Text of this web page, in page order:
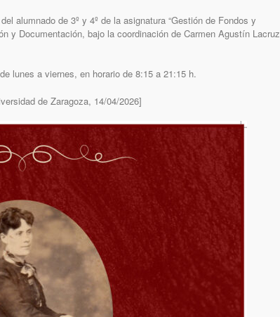
alumnado de 3º y 4º de la asignatura “Gestión de Fondos y
y Documentación, bajo la coordinación de Carmen Agustín Lacruz
lunes a viernes, en horario de 8:15 a 21:15 h.
de Zaragoza, 14/04/2026]